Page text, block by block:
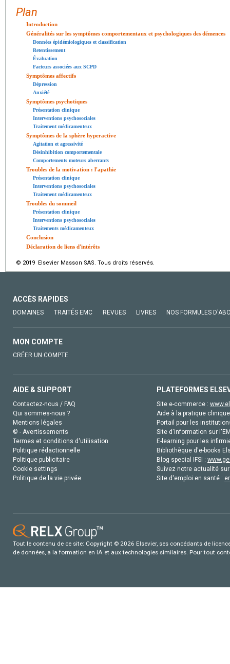
Plan
Introduction
Généralités sur les symptômes comportementaux et psychologiques des démences
Données épidémiologiques et classification
Retentissement
Évaluation
Facteurs associées aux SCPD
Symptômes affectifs
Dépression
Anxiété
Symptômes psychotiques
Présentation clinique
Interventions psychosociales
Traitement médicamenteux
Symptômes de la sphère hyperactive
Agitation et agressivité
Désinhibition comportementale
Comportements moteurs aberrants
Troubles de la motivation : l'apathie
Présentation clinique
Interventions psychosociales
Traitement médicamenteux
Troubles du sommeil
Présentation clinique
Interventions psychosociales
Traitements médicamenteux
Conclusion
Déclaration de liens d'intérêts
© 2019 Elsevier Masson SAS. Tous droits réservés.
ACCÈS RAPIDES
DOMAINES TRAITÉS EMC REVUES LIVRES NOS FORMULES
MON COMPTE
CRÉER UN COMPTE
AIDE & SUPPORT
Contactez-nous / FAQ
Qui sommes-nous ?
Mentions légales
© - Avertissements
Termes et conditions d'utilisation
Politique rédactionnelle
Politique publicitaire
Cookie settings
Politique de la vie privée
PLATEFORMES
Site e-commerce :
Aide à la pratique
Portail pour les
Site d'information sur
E-learning pour les
Bibliothèque d'e-books
Blog special IFSI :
Suivez notre actualité
Site d'emploi en santé :
Tout le contenu de ce site: Copyright © 2026 Elsevier, ses concédants de
de données, a la formation en IA et aux technologies similaires. Pour tout